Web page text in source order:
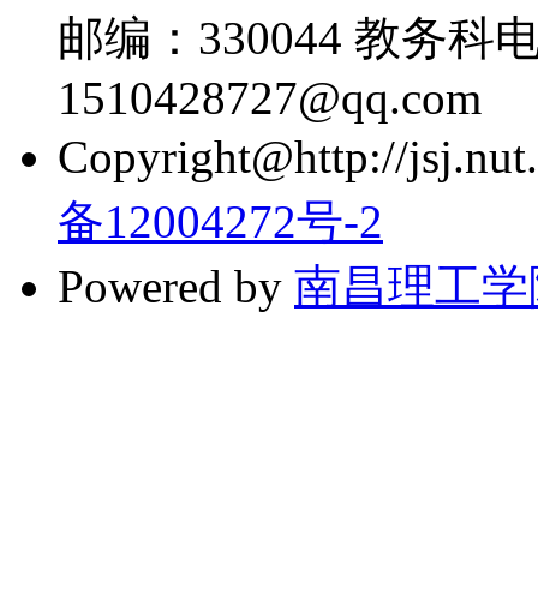
邮编：330044 教务科
1510428727@qq.com
Copyright@http://
备12004272号-2
Powered by 南昌理工